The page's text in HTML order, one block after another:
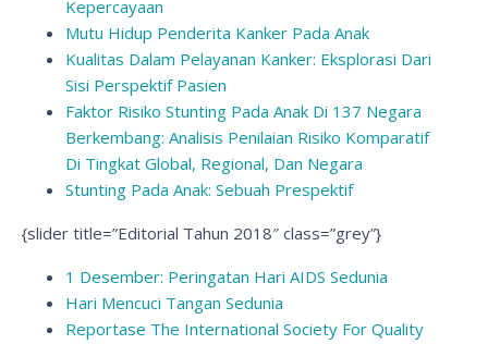
Kepercayaan
Mutu Hidup Penderita Kanker Pada Anak
Kualitas Dalam Pelayanan Kanker: Eksplorasi Dari
Sisi Perspektif Pasien
Faktor Risiko Stunting Pada Anak Di 137 Negara
Berkembang: Analisis Penilaian Risiko Komparatif
Di Tingkat Global, Regional, Dan Negara
Stunting Pada Anak: Sebuah Prespektif
{slider title=”Editorial Tahun 2018″ class=”grey”}
1 Desember: Peringatan Hari AIDS Sedunia
Hari Mencuci Tangan Sedunia
Reportase The International Society For Quality